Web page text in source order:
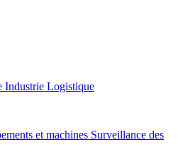
Industrie Logistique
et machines Surveillance des